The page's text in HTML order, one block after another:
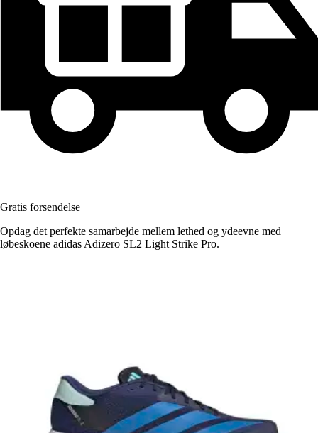
Gratis forsendelse
Opdag det perfekte samarbejde mellem lethed og ydeevne med
løbeskoene adidas Adizero SL2 Light Strike Pro.